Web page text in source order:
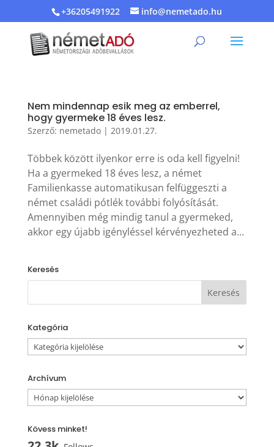
+36205491922 info@nemetado.hu
Nem mindennap esik meg az emberrel,
hogy gyermeke 18 éves lesz.
Szerző: nemetado| 2019.01.27.
Többek között ilyenkor erre is oda kell figyelni!
Ha a gyermeked 18 éves lesz, a német
Familienkasse automatikusan felfüggeszti a
német családi pótlék további folyósítását.
Amennyiben még mindig tanul a gyermeked,
akkor egy újabb igényléssel kérvényezheted a...
Keresés
Kategória
Kategória
Archívum
Archívum
Kövess minket!